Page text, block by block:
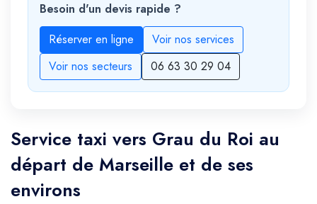
Besoin d'un devis rapide ?
Réserver en ligne
Voir nos services
Voir nos secteurs
06 63 30 29 04
Service taxi vers Grau du Roi au
départ de Marseille et de ses
environs